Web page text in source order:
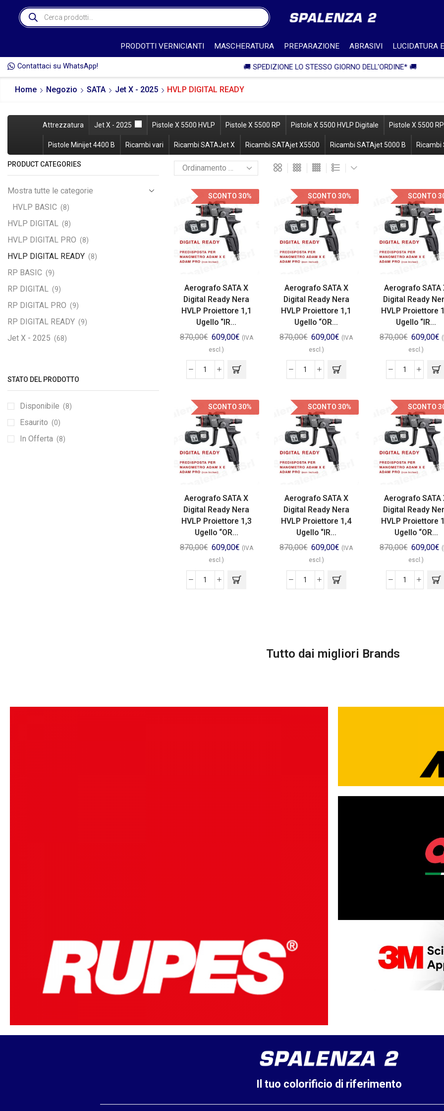
PRODOTTI VERNICIANTI MASCHERATURA PREPARAZIONE ABRASIVI LUCIDATURA
Contattaci su WhatsApp!
DELL'ORDINE* 🚚 🎁 SPEDIZIONE IN ITALIA GRATUITA PER
Home Negozio SATA Jet X - 2025 HVLP DIGITAL READY
Attrezzatura Jet X - 2025 Pistole X 5500 HVLP Pistole X 5500 RP Pistole X 5500 HVLP Digitale Pistole X 5500
Pistole Minijet 4400 B Ricambi vari Ricambi SATAJet X Ricambi SATAjet X5500 Ricambi SATAjet 5000 B Ricambi
SCONTO 30%
Aerografo SATA X
Digital Ready Nera
HVLP Proiettore 1,1
Ugello “IR...
870,00€ 609,00€ (IVA
escl.)
SCONTO 30%
Aerografo SATA X
Digital Ready Nera
HVLP Proiettore 1,1
Ugello “OR...
870,00€ 609,00€ (IVA
escl.)
SCONTO
Aerografo SATA
Digital Ready
HVLP Proiettore
Ugello “IR...
870,00€ 609,00€
escl.)
SCONTO 30%
Aerografo SATA X
Digital Ready Nera
HVLP Proiettore 1,3
Ugello “OR...
870,00€ 609,00€ (IVA
escl.)
SCONTO 30%
Aerografo SATA X
Digital Ready Nera
HVLP Proiettore 1,4
Ugello “IR...
870,00€ 609,00€ (IVA
escl.)
SCONTO
Aerografo SATA
Digital Ready
HVLP Proiettore
Ugello “OR...
870,00€ 609,00€
escl.)
PRODUCT CATEGORIES
Mostra tutte le categorie
HVLP BASIC (8)
HVLP DIGITAL (8)
HVLP DIGITAL PRO (8)
HVLP DIGITAL READY (8)
RP BASIC (9)
RP DIGITAL (9)
RP DIGITAL PRO (9)
RP DIGITAL READY (9)
Jet X - 2025 (68)
STATO DEL PRODOTTO
Disponibile (8)
Esaurito (0)
In Offerta (8)
Tutto dai migliori Brands
Il tuo colorificio di riferimento